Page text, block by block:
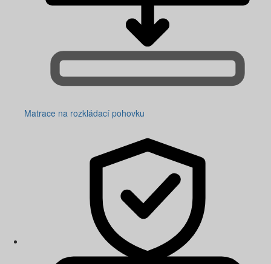
Matrace na rozkládací pohovku